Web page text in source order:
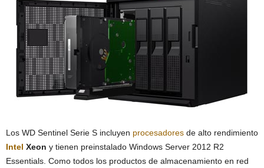
Los WD Sentinel Serie S incluyen procesadores de alto rendimiento
Intel Xeon y tienen preinstalado Windows Server 2012 R2
Essentials. Como todos los productos de almacenamiento en red